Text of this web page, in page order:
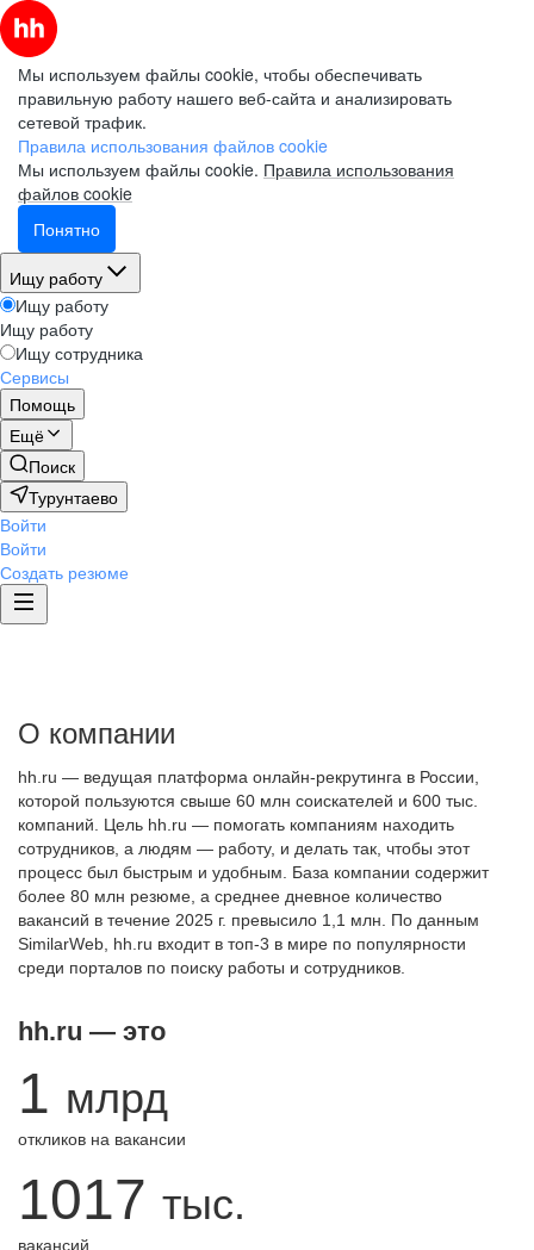
Мы используем файлы cookie, чтобы обеспечивать
правильную работу нашего веб-сайта и анализировать
сетевой трафик.
Правила использования файлов cookie
Мы используем файлы cookie. Правила использования
файлов cookie
Понятно
Ищу работу
Ищу работу
Ищу работу
Ищу сотрудника
Сервисы
Помощь
Ещё
Поиск
Турунтаево
Войти
Войти
Создать резюме
О компании
hh.ru — ведущая платформа онлайн-рекрутинга в России,
которой пользуются свыше 60 млн соискателей и 600 тыс.
компаний. Цель hh.ru — помогать компаниям находить
сотрудников, а людям — работу, и делать так, чтобы этот
процесс был быстрым и удобным. База компании содержит
более 80 млн резюме, а среднее дневное количество
вакансий в течение 2025 г. превысило 1,1 млн. По данным
SimilarWeb, hh.ru входит в топ-3 в мире по популярности
среди порталов по поиску работы и сотрудников.
hh.ru — это
1 млрд
откликов на вакансии
1017 тыс.
вакансий